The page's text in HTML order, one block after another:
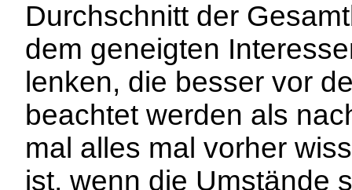
Durchschnitt der
dem geneigten
lenken, die besser vor
beachtet werden als
mal alles mal vorher
ist, wenn die Umstände